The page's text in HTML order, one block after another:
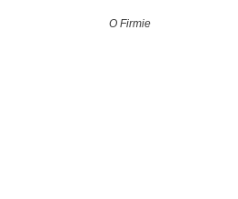
O Firmie